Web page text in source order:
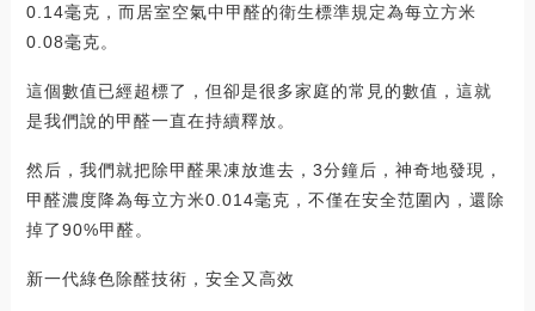
0.14毫克，而居室空氣中甲醛的衛生標準規定為每立方米
0.08毫克。
這個數值已經超標了，但卻是很多家庭的常見的數值，這就
是我們說的甲醛一直在持續釋放。
然后，我們就把除甲醛果凍放進去，3分鐘后，神奇地發現，
甲醛濃度降為每立方米0.014毫克，不僅在安全范圍內，還除
掉了90%甲醛。
新一代綠色除醛技術，安全又高效